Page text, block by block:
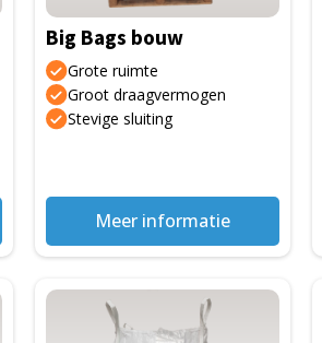
Big Bags bouw
Grote ruimte
Groot draagvermogen
Stevige sluiting
Meer informatie
gekozen
worden
op
de
productpagina